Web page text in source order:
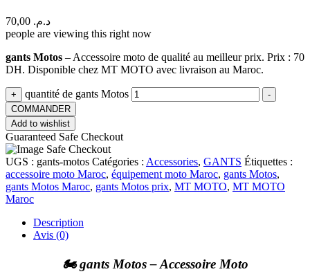
د.م.
people are viewing this right now
gants Motos – Accessoire moto de qualité au meilleur prix. Prix : 70
DH. Disponible chez MT MOTO avec livraison au Maroc.
+ quantité de gants Motos
-
COMMANDER
Add to wishlist
Guaranteed Safe Checkout
UGS : gants-motos Catégories : Accessories, GANTS Étiquettes :
accessoire moto Maroc, équipement moto Maroc, gants Motos,
gants Motos Maroc, gants Motos prix, MT MOTO, MT MOTO
Maroc
Description
Avis (0)
🏍️ gants Motos – Accessoire Moto